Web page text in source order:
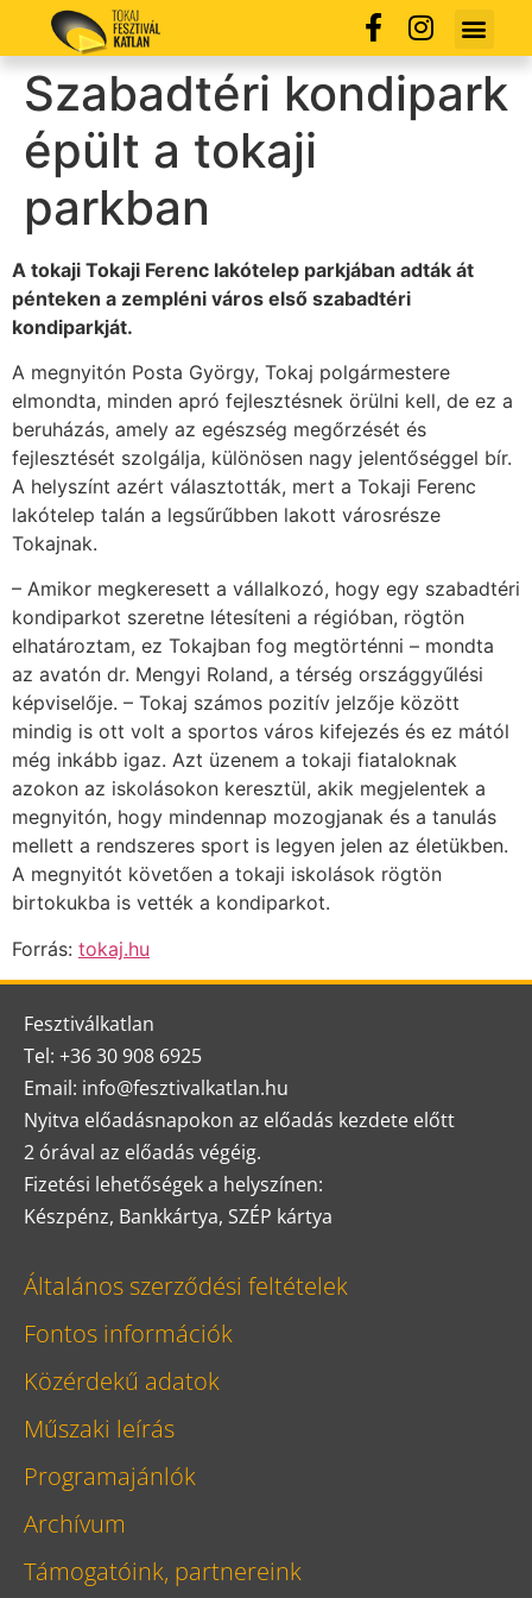
Szabadtéri kondipark
épült a tokaji
parkban
A tokaji Tokaji Ferenc lakótelep parkjában adták át
pénteken a zempléni város első szabadtéri
kondiparkját.
A megnyitón Posta György, Tokaj polgármestere
elmondta, minden apró fejlesztésnek örülni kell, de ez a
beruházás, amely az egészség megőrzését és
fejlesztését szolgálja, különösen nagy jelentőséggel bír.
A helyszínt azért választották, mert a Tokaji Ferenc
lakótelep talán a legsűrűbben lakott városrésze
Tokajnak.
– Amikor megkeresett a vállalkozó, hogy egy szabadtéri
kondiparkot szeretne létesíteni a régióban, rögtön
elhatároztam, ez Tokajban fog megtörténni – mondta
az avatón dr. Mengyi Roland, a térség országgyűlési
képviselője. – Tokaj számos pozitív jelzője között
mindig is ott volt a sportos város kifejezés és ez mától
még inkább igaz. Azt üzenem a tokaji fiataloknak
azokon az iskolásokon keresztül, akik megjelentek a
megnyitón, hogy mindennap mozogjanak és a tanulás
mellett a rendszeres sport is legyen jelen az életükben.
A megnyitót követően a tokaji iskolások rögtön
birtokukba is vették a kondi­parkot.
Forrás: tokaj.hu
Fesztiválkatlan
Tel: +36 30 908 6925
Email: info@fesztivalkatlan.hu
Nyitva előadásnapokon az előadás kezdete előtt
2 órával az előadás végéig.
Fizetési lehetőségek a helyszínen:
Készpénz, Bankkártya, SZÉP kártya
Általános szerződési feltételek
Fontos információk
Közérdekű adatok
Műszaki leírás
Programajánlók
Archívum
Támogatóink, partnereink